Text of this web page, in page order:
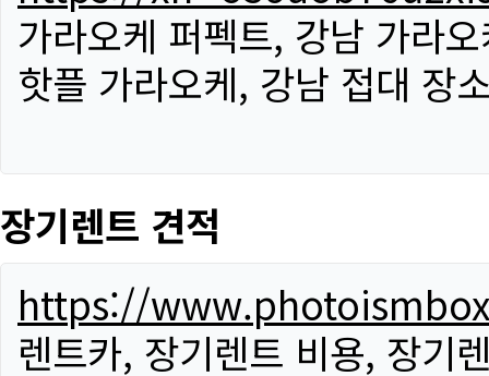
가라오케 퍼펙트, 강남 가라
핫플 가라오케, 강남 접대 장
장기렌트 견적
https://
렌트카, 장기렌트 비용, 장기